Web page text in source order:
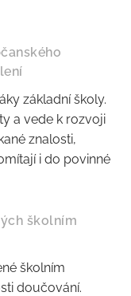
základní školy.
a vede k rozvoji
znalosti,
i do povinné
školním
školním
doučování.